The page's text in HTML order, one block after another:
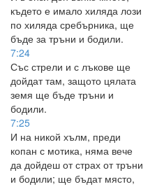
където е имало хиляда лози
по хиляда сребърника, ще
бъде за тръни и бодили.
7:24
Със стрели и с лъкове ще
дойдат там, защото цялата
земя ще бъде тръни и
бодили.
7:25
И на никой хълм, преди
копан с мотика, няма вече
да дойдеш от страх от тръни
и бодили; ще бъдат място,